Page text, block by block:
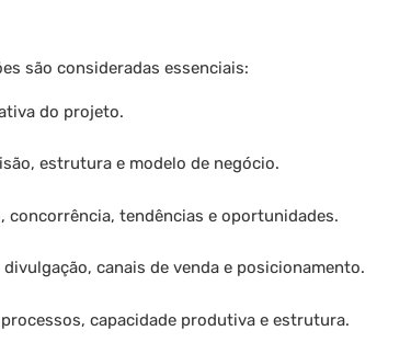
são consideradas essenciais:
do projeto.
estrutura e modelo de negócio.
concorrência, tendências e oportunidades.
canais de venda e posicionamento.
capacidade produtiva e estrutura.